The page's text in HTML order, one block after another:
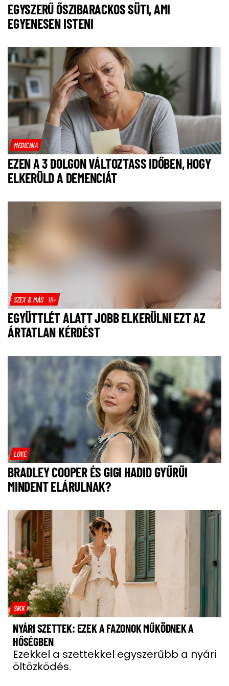
EGYSZERŰ ŐSZIBARACKOS SÜTI, AMI
EGYENESEN ISTENI
MEDICINA
EZEN A 3 DOLGON VÁLTOZTASS IDŐBEN, HOGY
ELKERÜLD A DEMENCIÁT
SZEX & MÁS 18+
EGYÜTTLÉT ALATT JOBB ELKERÜLNI EZT AZ
ÁRTATLAN KÉRDÉST
LOVE
BRADLEY COOPER ÉS GIGI HADID GYŰRŰI
MINDENT ELÁRULNAK?
SIKK
NYÁRI SZETTEK: EZEK A FAZONOK MŰKÖDNEK A
HŐSÉGBEN
Ezekkel a szettekkel egyszerűbb a nyári
öltözködés.